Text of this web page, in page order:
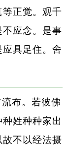
正觉。观千
应念。是事
具足住。舍
布。若彼佛
姓种种家出
不以经法摄